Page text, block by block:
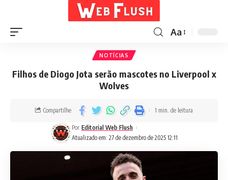
Aa
NOTÍCIAS
Filhos de Diogo Jota serão mascotes no Liverpool x
Wolves
Atualizado em: 27 de dezembro de 2025 12:11
Por Editorial Web Flush
Compartilhe 1 min. de leitura